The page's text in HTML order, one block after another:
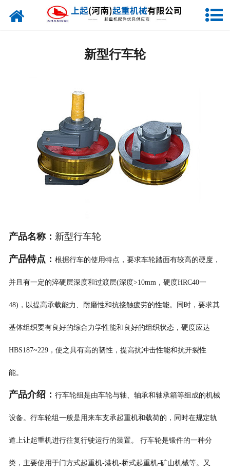
网站首页
吊钩组
电阻器
新型行车轮
产品名称： 新型行车轮
产品特点： 根据行车的使用特点，要求车轮踏面有较高的硬度，
并且有一定的淬硬层深度和过渡层(深度>10mm，硬度HRC40一
48)，以提高承载能力、耐磨性和抗接触疲劳的性能。同时，要求其
基体组织要有良好的综合力学性能和良好的组织状态，硬度应达
HBS187~229，使之具有高的韧性，提高抗冲击性能和抗开裂性
能。
产品介绍： 行车轮组是由车轮与轴、轴承和轴承箱等组成的机械
设备。行车轮组一般是用来车支承起重机和载荷的，同时在规定轨
道上让起重机进行往复行驶运行的装置。 行车轮是锻件的一种分
类，主要使用于门方式起重机-港机-桥式起重机-矿山机械等。又